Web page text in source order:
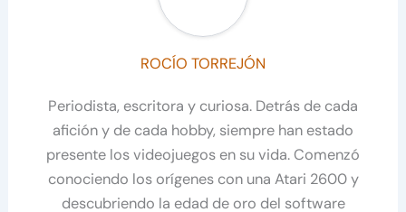
ROCÍO TORREJÓN
Periodista, escritora y curiosa. Detrás de cada
afición y de cada hobby, siempre han estado
presente los videojuegos en su vida. Comenzó
conociendo los orígenes con una Atari 2600 y
descubriendo la edad de oro del software